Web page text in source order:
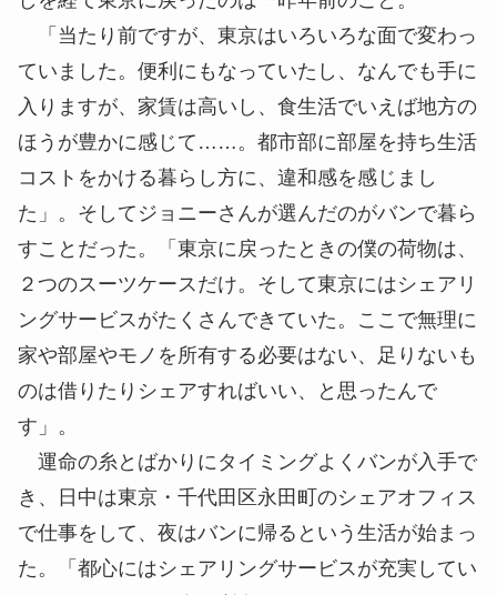
「当たり前ですが、東京はいろいろな面で変わっ
ていました。便利にもなっていたし、なんでも手に
入りますが、家賃は高いし、食生活でいえば地方の
ほうが豊かに感じて……。都市部に部屋を持ち生活
コストをかける暮らし方に、違和感を感じまし
た」。そしてジョニーさんが選んだのがバンで暮ら
すことだった。「東京に戻ったときの僕の荷物は、
２つのスーツケースだけ。そして東京にはシェアリ
ングサービスがたくさんできていた。ここで無理に
家や部屋やモノを所有する必要はない、足りないも
のは借りたりシェアすればいい、と思ったんで
す」。
運命の糸とばかりにタイミングよくバンが入手で
き、日中は東京・千代田区永田町のシェアオフィス
で仕事をして、夜はバンに帰るという生活が始まっ
た。「都心にはシェアリングサービスが充実してい